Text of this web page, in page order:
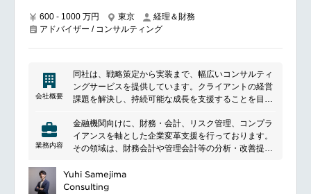
600 - 1000 万円 東京
経理＆財務
アドバイザー / コンサルティング
会社概要
同社は、戦略策定から実装まで、幅広いコンサルティ
ングサービスを提供しています。クライアントの経営
課題を解決し、持続可能な成長を支援することを目指
戦略の立案やビジネスプロセスの改善を推進します。
テクノロジーの導入やデジタルトランスフォーメーシ
ョンにおいてもリーディングカンパニーとして、クラ
な視点と地域に根ざしたアプローチを組み合わせ、ク
ライアントのニーズに応じた最適なソリューションを
業務内容
金融機関向けに、財務・会計、リスク管理、コンプラ
イアンスを軸とした企業変革支援を行っております。
その領域は、財務会計や管理会計等の分析・改善提案
連の業務インパクト分析、新規制導入に伴う業務イン
パクト調査等、及びそれらプロジェクトに関連する
Yuhi Samejima
Consulting